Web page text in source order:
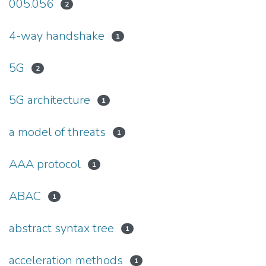
005.056 2
4-way handshake 1
5G 2
5G architecture 1
a model of threats 1
AAA protocol 1
ABAC 1
abstract syntax tree 1
acceleration methods 1